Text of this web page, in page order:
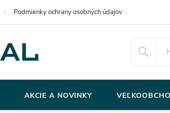
Podmienky ochrany osobných údajov
AKCIE A NOVINKY